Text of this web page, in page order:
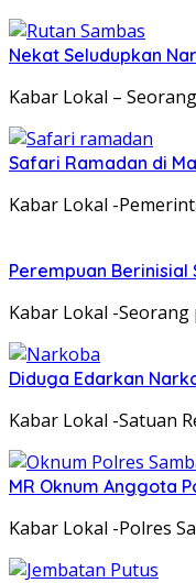
Nekat Seludupkan
Kabar Lokal –
Safari Ramadan di
Kabar Lokal -
Perempuan Berinisial
Kabar Lokal -
Diduga Edarkan
Kabar Lokal -Satuan
MR Oknum Anggota
Kabar Lokal -Polres